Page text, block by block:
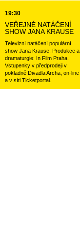
19:30
VEŘEJNÉ NATÁČENÍ
SHOW JANA KRAUSE
Televizní natáčení populární
show Jana Krause. Produkce a
dramaturgie: In Film Praha.
Vstupenky v předprodeji v
pokladně Divadla Archa, on-line
a v síti Ticketportal.